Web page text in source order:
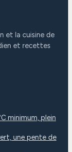
et la cuisine de
et recettes
minimum, plein
une pente de